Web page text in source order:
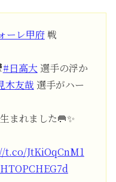
ーレ甲府戦
#日高大 選手の浮か
木友哉 選手がハー
まれました🥅✨
t.co/JtKiOqCnM1